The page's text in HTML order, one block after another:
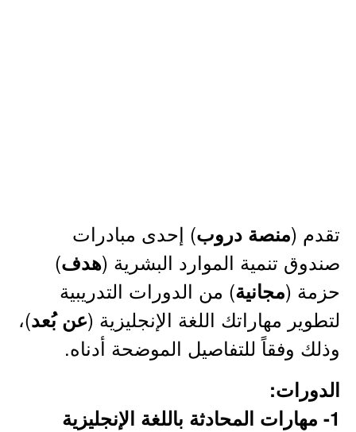
تقدم (منصة دروب) إحدى مبادرات
صندوق تنمية الموارد البشرية (هدف)
حزمة (مجانية) من الدورات التدريبية
لتطوير مهاراتك اللغة الإنجليزية (عن بُعد)،
وذلك وفقاً للتفاصيل الموضحة أدناه.
الدورات:
1- مهارات المحادثة باللغة الإنجليزية